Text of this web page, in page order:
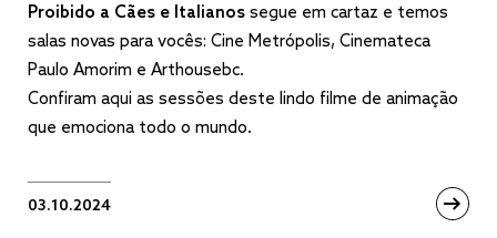
Proibido a Cães e Italianos segue em cartaz e temos
salas novas para vocês: Cine Metrópolis, Cinemateca
Paulo Amorim e Arthousebc.
Confiram aqui as sessões deste lindo filme de animação
que emociona todo o mundo.
03.10.2024